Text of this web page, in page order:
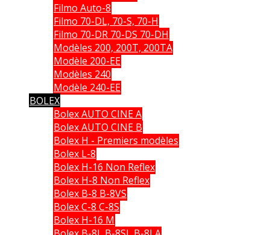
Filmo Auto-8
Filmo 70-DL, 70-S, 70-H
Filmo 70-DR 70-DS 70-DH
Modèles 200, 200T, 200TA
Modèle 200-EE
Modèles 240
Modèle 240-EE
BOLEX
Bolex AUTO CINE A
Bolex AUTO CINE B
Bolex H - Premiers modèles
Bolex L-8
Bolex H-16 Non Reflex
Bolex H-8 Non Reflex
Bolex B-8 B-8VS
Bolex C-8 C-8S
Bolex H-16 M